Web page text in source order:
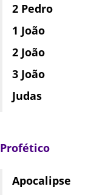
2 Pedro
1 João
2 João
3 João
Judas
Profético
Apocalipse